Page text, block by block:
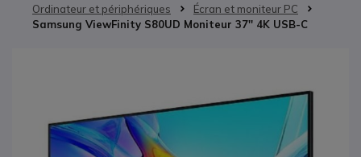
Ordinateur et périphériques
Écran et moniteur PC
Samsung ViewFinity S80UD Moniteur 37'' 4K USB-C